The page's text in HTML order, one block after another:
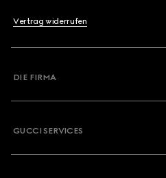
Vertrag widerrufen
DIE FIRMA
GUCCI SERVICES